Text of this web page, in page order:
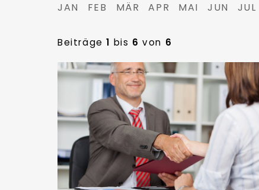
JAN FEB MÄR APR MAI JUN JUL
Beiträge1 bis 6 von 6